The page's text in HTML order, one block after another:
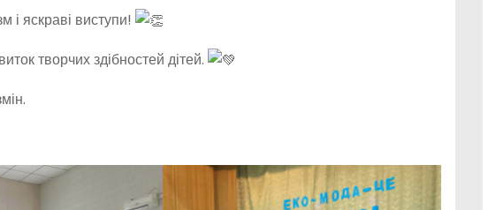
яскраві виступи!
творчих здібностей дітей.